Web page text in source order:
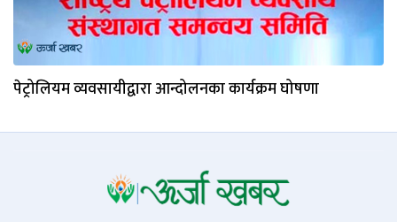
पेट्रोलियम व्यवसायीद्वारा आन्दोलनका कार्यक्रम घोषणा